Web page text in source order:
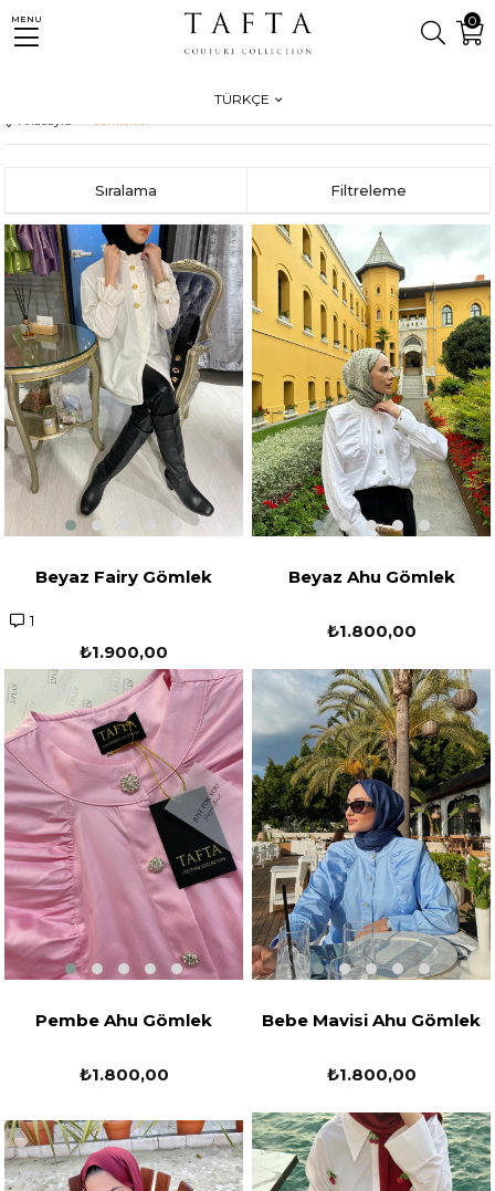
0
MENU
TÜRKÇE
Anasayfa Gömlekler
Filtreleme
Sıralama
Beyaz Fairy Gömlek
1
₺1.900,00
Beyaz Ahu Gömlek
₺1.800,00
Pembe Ahu Gömlek
₺1.800,00
Bebe Mavisi Ahu Gömlek
₺1.800,00